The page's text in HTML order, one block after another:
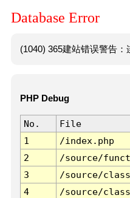
Database Error
(1040) 365建站错误警告
PHP Debug
No. File
1
/index.php
2
/source/
3
/source/
4
/source/